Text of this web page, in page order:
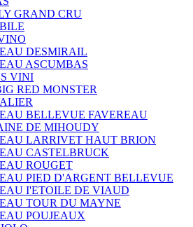
GRAND CRU
DESMIRAIL
ASCUMBAS
VINI
RED MONSTER
BELLEVUE FAVEREAU
DE MIHOUDY
LARRIVET HAUT BRION
CASTELBRUCK
ROUGET
PIED D'ARGENT BELLEVUE
I'ETOILE DE VIAUD
TOUR DU MAYNE
POUJEAUX